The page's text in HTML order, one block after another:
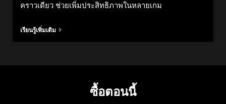
คราวเดียว ช่วยเพิ่มประสิทธิภาพในหลายเกม
เรียนรู้เพิ่มเติม
ซื้อตอนนี้